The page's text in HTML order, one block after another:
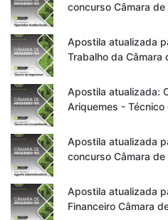
concurso Câmara de
Apostila atualizada
Trabalho da Câmara
Apostila atualizada:
Ariquemes -
Apostila atualizada
concurso Câmara
Apostila atualizada
Financeiro Câmara